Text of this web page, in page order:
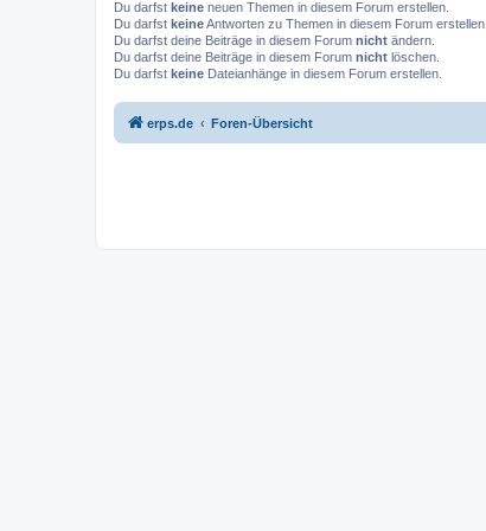
Du darfst keine neuen Themen in diesem Forum erstellen.
Du darfst keineAntworten zu Themen in diesem Forum erstellen.
Du darfst deine Beiträge in diesem Forum nicht ändern.
Du darfst deine Beiträge in diesem Forum nicht löschen.
Du darfst keine Dateianhänge in diesem Forum erstellen.
erps.de Foren-Übersicht